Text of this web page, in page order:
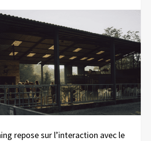
repose sur l’interaction avec le